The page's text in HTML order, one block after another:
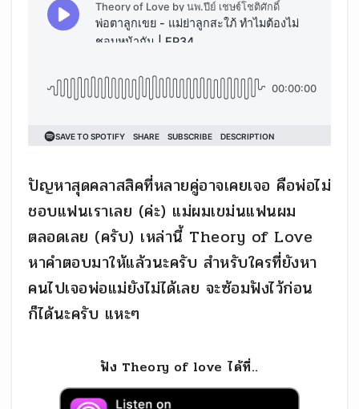
ปัญหาสุดคลาสสิคที่หลายคู่อาจเคยเจอ คือพ่อไม่
ชอบแฟนเราเลย (ค่ะ) แม่ผมเขม่นแฟนผม
ตลอดเลย (ครับ) เหล่านี้ Theory of Love
หาคำตอบมาให้แล้วนะครับ สำหรับใครที่ยังหา
คนไปเจอพ่อแม่ยังไม่ได้เลย จะซ้อมฟังไว้ก่อน
ก็ได้นะครับ แหะๆ
ฟัง Theory of love ได้ที่..